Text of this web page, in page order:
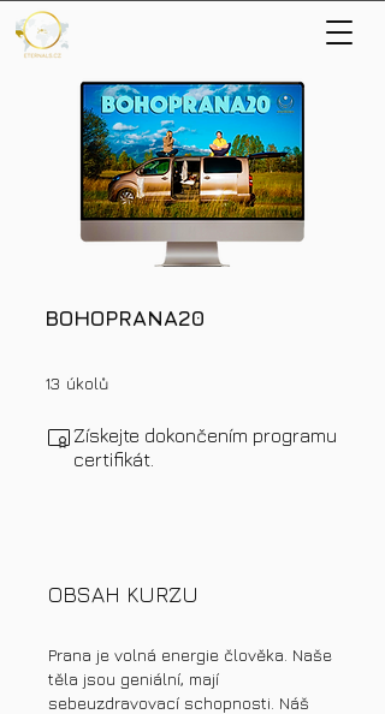
BOHOPRANA20
13 úkolů
Získejte dokončením programu
certifikát.
OBSAH KURZU
Prana je volná energie člověka. Naše
těla jsou geniální, mají
sebeuzdravovací schopnosti. Náš